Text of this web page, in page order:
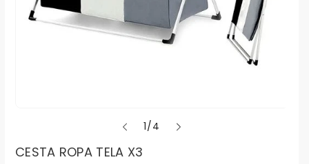
1/d
4
CESTA ROPA TELA X3